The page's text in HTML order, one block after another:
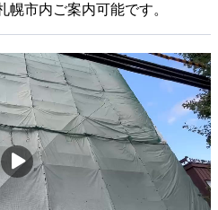
幌市内ご案内可能です。